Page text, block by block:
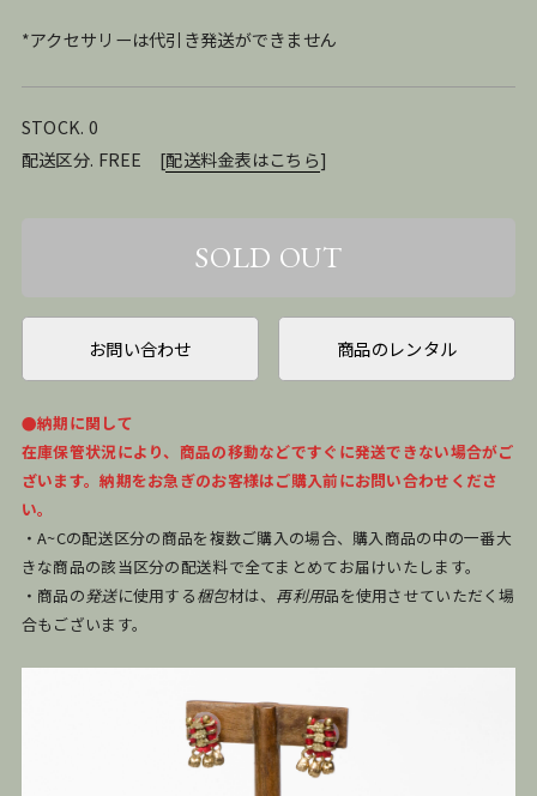
*アクセサリーは代引き発送ができません
STOCK. 0
配送区分. FREE [配送料金表はこちら]
お問い合わせ 商品のレンタル
●納期に関して
在庫保管状況により、商品の移動などですぐに発送できない場合がご
ざいます。納期をお急ぎのお客様はご購入前にお問い合わせくださ
い。
・A~Cの配送区分の商品を複数ご購入の場合、購入商品の中の一番大
きな商品の該当区分の配送料で全てまとめてお届けいたします。
・商品の発送に使用する梱包材は、 再利用品を使用させていただく場
合もございます。